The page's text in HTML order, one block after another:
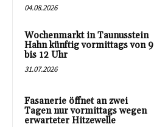
04.08.2026
Wochenmarkt in Taunusstein
Hahn künftig vormittags von 9
bis 12 Uhr
31.07.2026
Fasanerie öffnet an zwei
Tagen nur vormittags wegen
erwarteter Hitzewelle